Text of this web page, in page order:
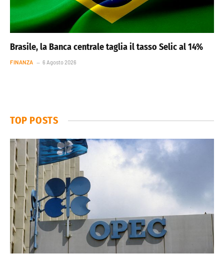
Brasile, la Banca centrale taglia il tasso Selic al 14%
FINANZA 6 Agosto 2026
TOP POSTS